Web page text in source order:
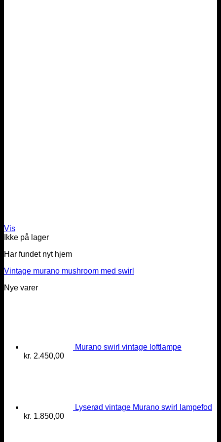
Vis
Ikke på lager
Har fundet nyt hjem
Vintage murano mushroom med swirl
Nye varer
Murano swirl vintage loftlampe
kr. 2.450,00
Lyserød vintage Murano swirl lampefod
kr. 1.850,00